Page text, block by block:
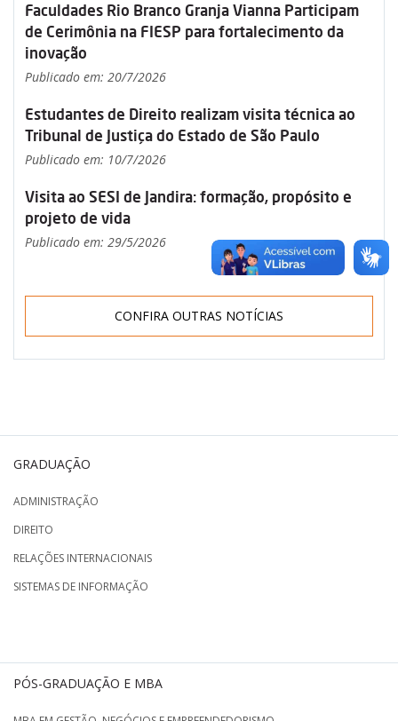
Faculdades Rio Branco Granja Vianna Participam
de Cerimônia na FIESP para fortalecimento da
inovação
Publicado em: 20/7/2026
Estudantes de Direito realizam visita técnica ao
Tribunal de Justiça do Estado de São Paulo
Publicado em: 10/7/2026
Visita ao SESI de Jandira: formação, propósito e
projeto de vida
Publicado em: 29/5/2026
CONFIRA OUTRAS NOTÍCIAS
GRADUAÇÃO
ADMINISTRAÇÃO
DIREITO
RELAÇÕES INTERNACIONAIS
SISTEMAS DE INFORMAÇÃO
PÓS-GRADUAÇÃO E MBA